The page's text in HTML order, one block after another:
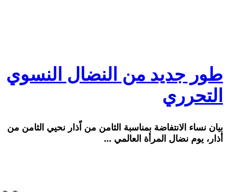
طور جديد من النضال النسوي
التحرري
بيان نساء الانتفاضة بمناسبة الثامن من اّذار نحيي الثامن من
أذار، يوم نضال المرأة العالمي ...